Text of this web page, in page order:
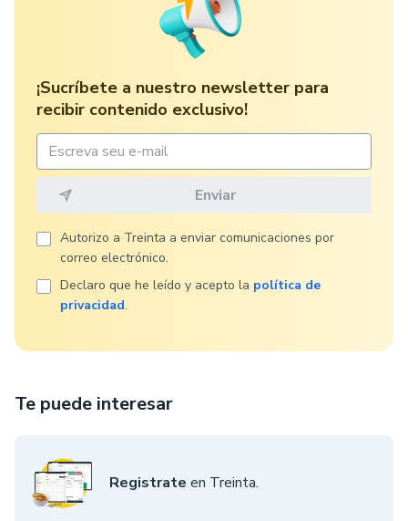
Te puede interesar
Registrate en Treinta.
¡Sucríbete a nuestro newsletter para
recibir contenido exclusivo!
Autorizo ​​a Treinta a enviar comunicaciones por
correo electrónico.
Declaro que he leído y acepto la política de
privacidad.